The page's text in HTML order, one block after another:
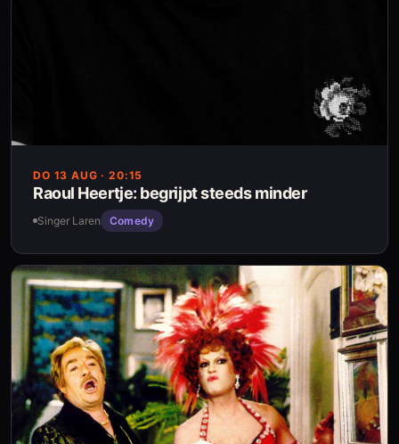
DO 13 AUG · 20:15
Raoul Heertje: begrijpt steeds minder
Singer Laren Comedy